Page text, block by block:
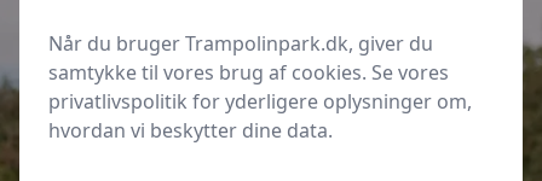
Udgivet iSidste nyt fra trampolinpark.dk
Trampolin og sundhed: Hvordan
Når du bruger Trampolinpark.dk, giver du
samtykke til vores brug af cookies. Se vores
privatlivspolitik for yderligere oplysninger om,
hvordan vi beskytter dine data.